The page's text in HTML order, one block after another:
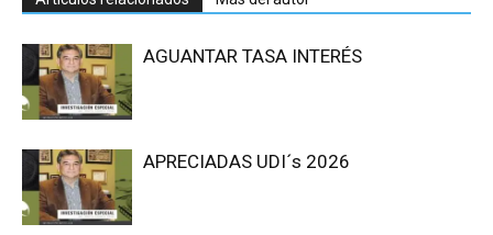
AGUANTAR TASA INTERÉS
APRECIADAS UDI´s 2026